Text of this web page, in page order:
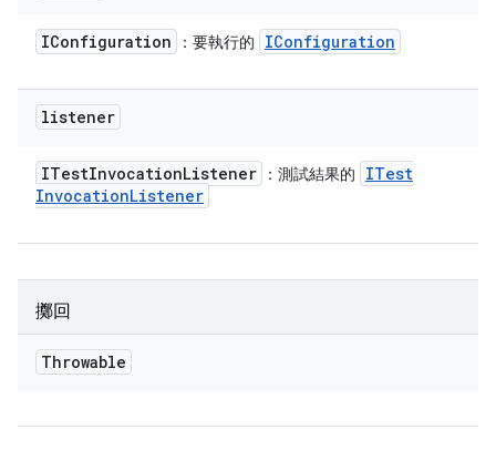
IConfiguration ：要執行的 IConfiguration
listener
ITestInvocationListener ：測試結果的
ITest
InvocationListener
擲回
Throwable